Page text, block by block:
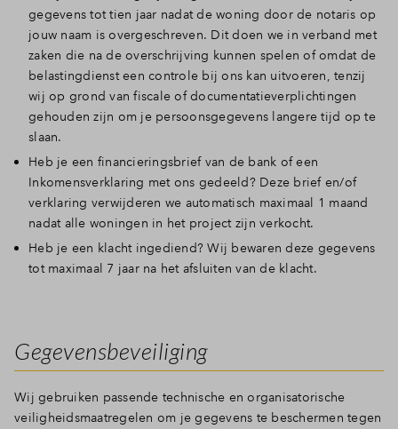
gegevens tot tien jaar nadat de woning door de notaris op
jouw naam is overgeschreven. Dit doen we in verband met
zaken die na de overschrijving kunnen spelen of omdat de
belastingdienst een controle bij ons kan uitvoeren, tenzij
wij op grond van fiscale of documentatieverplichtingen
gehouden zijn om je persoonsgegevens langere tijd op te
slaan.
Heb je een financieringsbrief van de bank of een
Inkomensverklaring met ons gedeeld? Deze brief en/of
verklaring verwijderen we automatisch maximaal 1 maand
nadat alle woningen in het project zijn verkocht.
Heb je een klacht ingediend? Wij bewaren deze gegevens
tot maximaal 7 jaar na het afsluiten van de klacht.
Gegevensbeveiliging
Wij gebruiken passende technische en organisatorische
veiligheidsmaatregelen om je gegevens te beschermen tegen